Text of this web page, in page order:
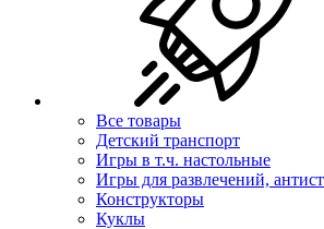
Все товары
Детский транспорт
Игры в т.ч. настольные
Игры для развлечений,
Конструкторы
Куклы